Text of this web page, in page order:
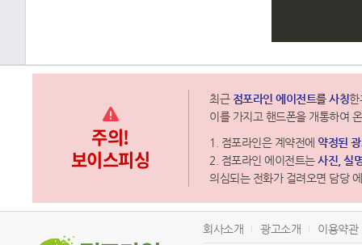
주의!
보이스피싱
최근 점포라인 에이전트를 사칭한
이를 가지고 핸드폰을 개통하여
1. 점포라인은 계약전에 약정된
2. 점포라인 에이전트는사진, 실
의심되는 전화가 걸려오면 담당
회사소개 광고소개 이용약관